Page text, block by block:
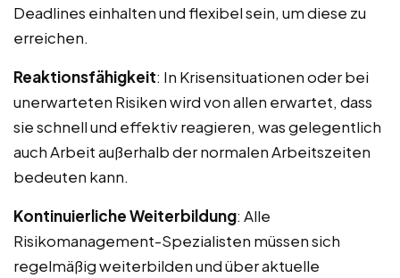
Deadlines einhalten und flexibel sein, um diese zu
erreichen.
Reaktionsfähigkeit: In Krisensituationen oder bei
unerwarteten Risiken wird von allen erwartet, dass
sie schnell und effektiv reagieren, was gelegentlich
auch Arbeit außerhalb der normalen Arbeitszeiten
bedeuten kann.
Kontinuierliche Weiterbildung: Alle
Risikomanagement-Spezialisten müssen sich
regelmäßig weiterbilden und über aktuelle